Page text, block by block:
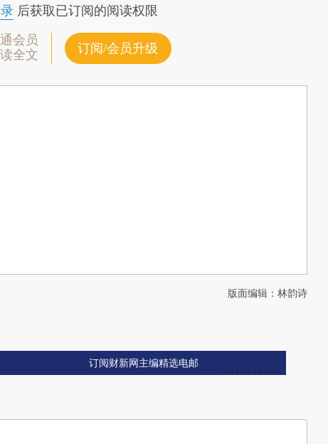
后获取已订阅的阅读权限
会员
全文
订阅/会员升级
版面编辑：林韵诗
订阅财新网主编精选电邮